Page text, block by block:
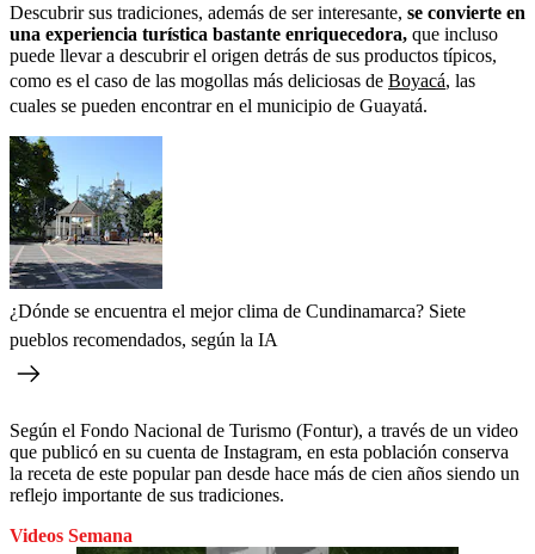
Descubrir sus tradiciones, además de ser interesante, se convierte en
una experiencia turística bastante enriquecedora, que incluso
puede llevar a descubrir el origen detrás de sus productos típicos,
como es el caso de las mogollas más deliciosas de Boyacá, las
cuales se pueden encontrar en el municipio de Guayatá.
¿Dónde se encuentra el mejor clima de Cundinamarca? Siete
pueblos recomendados, según la IA
Según el Fondo Nacional de Turismo (Fontur), a través de un video
que publicó en su cuenta de Instagram, en esta población conserva
la receta de este popular pan desde hace más de cien años siendo un
reflejo importante de sus tradiciones.
Videos Semana